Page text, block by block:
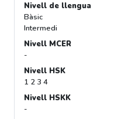
Nivell de llengua
Bàsic
Intermedi
Nivell MCER
-
Nivell HSK
1 2 3 4
Nivell HSKK
-